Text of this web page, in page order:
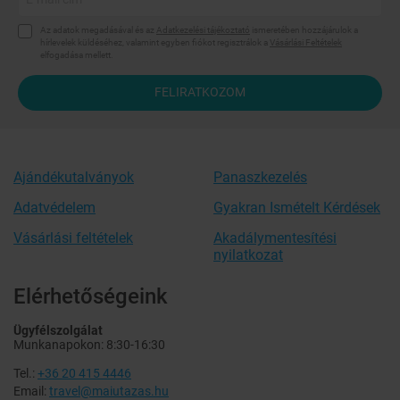
FELIRATKOZOM
Ajándékutalványok
Adatvédelem
Vásárlási feltételek
Panaszkezelés
Gyakran Ismételt Kérdések
Akadálymentesítési
nyilatkozat
Elérhetőségeink
Ügyfélszolgálat
Munkanapokon: 8:30-16:30
Tel.: +36 20 415 4446
Email: travel@maiutazas.hu